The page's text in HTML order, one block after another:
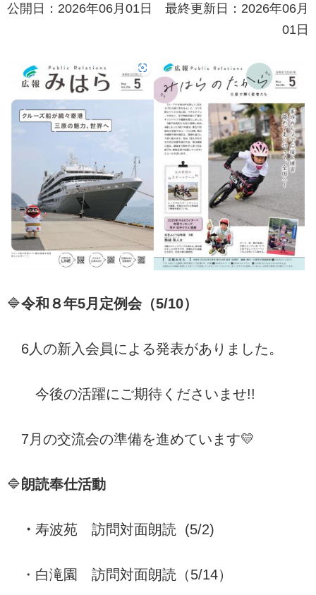
公開日：2026年06月01日 最終更新日：2026年06月
01日
🔷令和８年5月定例会（5/10）
6人の新入会員による発表がありました。
今後の活躍にご期待くださいませ!!
7月の交流会の準備を進めています💛
🔷 朗読奉仕活動
・ 寿波苑 訪問対面朗読 (5/2)
・白滝園 訪問対面朗読（5/14）